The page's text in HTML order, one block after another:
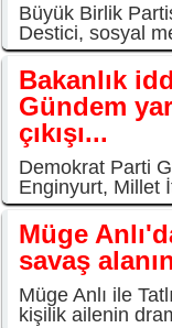
Büyük Birlik
Destici, sosyal
Bakanlık
Gündem
çıkışı...
Demokrat Parti
Enginyurt, Millet
Müge
savaş
Müge Anlı ile
kişilik ailenin